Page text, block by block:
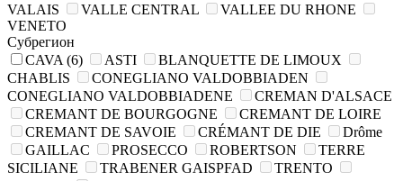
VALAIS
VALLE CENTRAL
VALLEE DU RHONE
VENETO
Субрегион
CAVA (6) ASTI
BLANQUETTE DE LIMOUX
CHABLIS
CONEGLIANO VALDOBBIADEN
CONEGLIANO VALDOBBIADENE
CREMAN D'ALSACE
CREMANT DE BOURGOGNE
CREMANT DE LOIRE
CREMANT DE SAVOIE
CRÉMANT DE DIE
Drôme
GAILLAC
PROSECCO ROBERTSON
TERRE
SICILIANE
TRABENER GAISPFAD
TRENTO